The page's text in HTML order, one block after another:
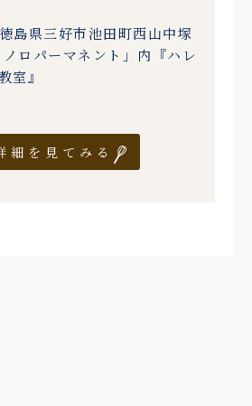
島県三好市池田町西山中塚
ロパーマネント」内『ハレ
室』
細を見てみる